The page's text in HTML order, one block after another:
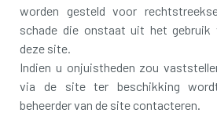
worden gesteld voor
schade die onstaat uit het gebruik
deze site.
Indien u onjuistheden zou
via de site ter beschikking
beheerder van de site contacteren.